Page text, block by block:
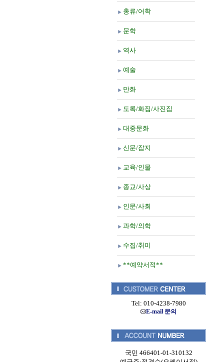
총류/어학
문학
역사
예술
만화
도록/화집/사진집
대중문화
신문/잡지
교육/인물
종교/사상
인문/사회
과학/의학
수집/취미
**예약서적**
Tel: 010-4238-7980
E-mail 문의
국민 466401-01-310132